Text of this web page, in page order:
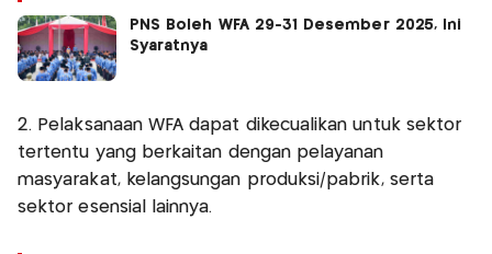
PNS Boleh WFA 29-31 Desember 2025, Ini
Syaratnya
2. Pelaksanaan WFA dapat dikecualikan untuk sektor
tertentu yang berkaitan dengan pelayanan
masyarakat, kelangsungan produksi/pabrik, serta
sektor esensial lainnya.